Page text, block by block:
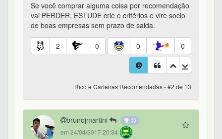
Se você comprar alguma coisa por recomendação
vai PERDER, ESTUDE crie e critérios e vire socio
de boas empresas sem prazo de saida.
2 0 0 0
Rico e Carteiras Recomendadas - #2 de 13
brunojmartini
em 24/04/2017 20:34